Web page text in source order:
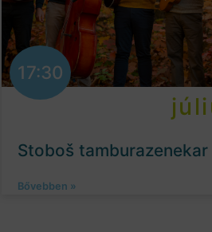
17:30
Stoboš tamburazenekar
Bővebben »